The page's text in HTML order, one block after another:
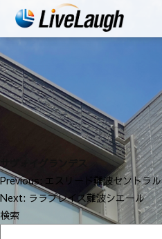
サヴォイグランデス
投
稿
ナ
Previous: エスリード難波セントラル
Next: ララプレイス難波シエール
検索